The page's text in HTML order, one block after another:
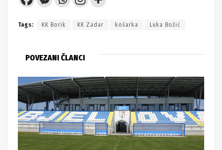
Tags: KK Borik KK Zadar košarka Luka Božić
POVEZANI ČLANCI